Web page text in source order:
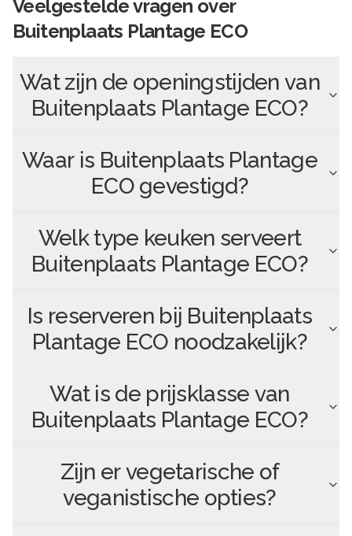
Veelgestelde vragen over
Buitenplaats Plantage ECO
Wat zijn de openingstijden van
Buitenplaats Plantage ECO?
Waar is Buitenplaats Plantage
ECOgevestigd?
Welk type keuken serveert
Buitenplaats Plantage ECO?
Is reserveren bij Buitenplaats
Plantage ECO noodzakelijk?
Wat is de prijsklasse van
Buitenplaats Plantage ECO?
Zijn er vegetarische of
veganistische opties?